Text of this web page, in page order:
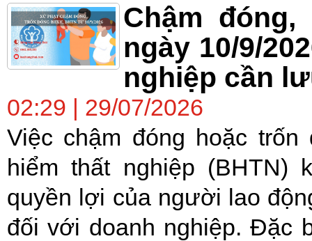
Chậm
ngày 10/9/
nghiệp cần
02:29 | 29/07/2026
Việc chậm đóng hoặc
hiểm thất nghiệp (BHTN)
quyền lợi của người lao
đối với doanh nghiệp. Đặc